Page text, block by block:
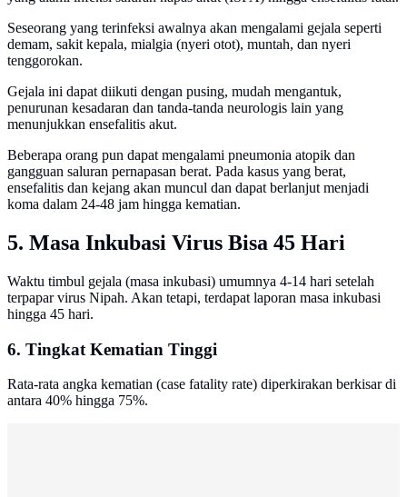
Seseorang yang terinfeksi awalnya akan mengalami gejala seperti
demam, sakit kepala, mialgia (nyeri otot), muntah, dan nyeri
tenggorokan.
Gejala ini dapat diikuti dengan pusing, mudah mengantuk,
penurunan kesadaran dan tanda-tanda neurologis lain yang
menunjukkan ensefalitis akut.
Beberapa orang pun dapat mengalami pneumonia atopik dan
gangguan saluran pernapasan berat. Pada kasus yang berat,
ensefalitis dan kejang akan muncul dan dapat berlanjut menjadi
koma dalam 24-48 jam hingga kematian.
5. Masa Inkubasi Virus Bisa 45 Hari
Waktu timbul gejala (masa inkubasi) umumnya 4-14 hari setelah
terpapar virus Nipah. Akan tetapi, terdapat laporan masa inkubasi
hingga 45 hari.
6. Tingkat Kematian Tinggi
Rata-rata angka kematian (case fatality rate) diperkirakan berkisar di
antara 40% hingga 75%.